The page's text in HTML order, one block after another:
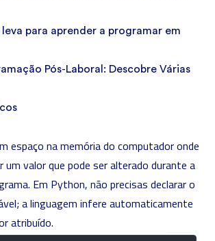
para aprender a programar em
Pós-Laboral: Descobre Várias
espaço na memória do computador onde
um valor que pode ser alterado durante a
Em Python, não precisas declarar o
a linguagem infere automaticamente
atribuído.